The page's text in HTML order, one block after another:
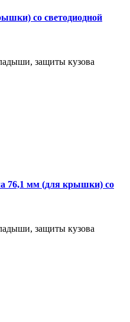
со светодиодной
защиты кузова
76,1 мм (для крышки) со
защиты кузова